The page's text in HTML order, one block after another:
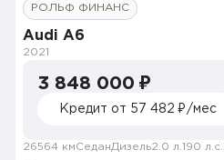
РОЛЬФ ФИНАНС
Audi A6
2021
3 848 000 ₽
Кредит от 57 482 ₽/мес
26564 кмСеданДизель2.0 л. 190 л.с.